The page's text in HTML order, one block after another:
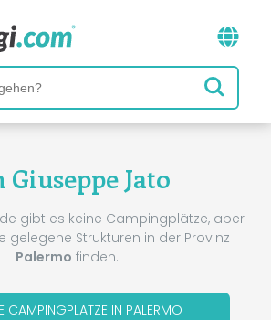
Giuseppe Jato
gibt es keine Campingplätze, aber
gelegene Strukturen in der Provinz
Palermo finden.
CAMPINGPLÄTZE IN PALERMO